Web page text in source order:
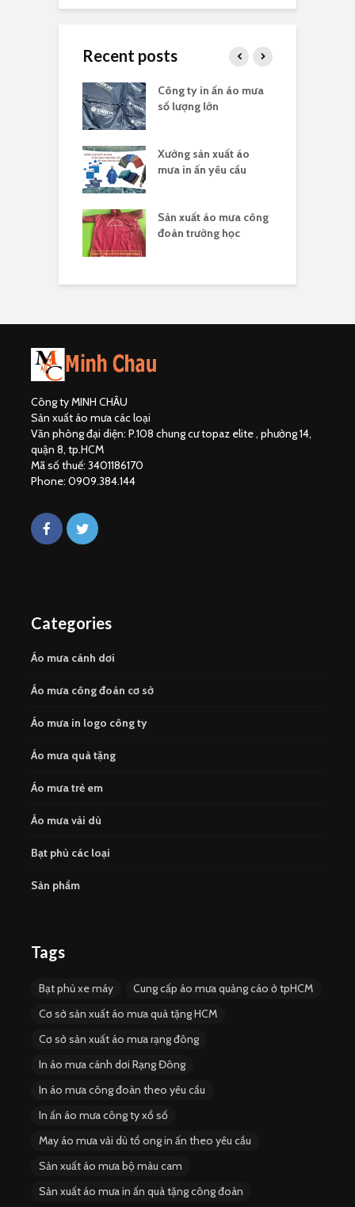
Recent posts
Công ty in ấn áo mưa
số lượng lớn
Xưởng sản xuất áo
mưa in ấn yêu cầu
Sản xuất áo mưa công
đoàn trường học
Công ty MINH CHÂU
Sản xuất áo mưa các loại
Văn phòng đại diện: P.108 chung cư topaz elite , phường 14,
quận 8, tp.HCM
Mã số thuế: 3401186170
Phone: 0909.384.144
Categories
Áo mưa cánh dơi
Áo mưa công đoàn cơ sở
Áo mưa in logo công ty
Áo mưa quà tặng
Áo mưa trẻ em
Áo mưa vải dù
Bạt phủ các loại
Sản phẩm
Tags
Bạt phủ xe máy
Cung cấp áo mưa quảng cáo ở tpHCM
Cơ sở sản xuất áo mưa quà tặng HCM
Cơ sở sản xuất áo mưa rạng đông
In áo mưa cánh dơi Rạng Đông
In áo mưa công đoàn theo yêu cầu
In ấn áo mưa công ty xổ số
May áo mưa vải dù tổ ong in ấn theo yêu cầu
Sản xuất áo mưa bộ màu cam
Sản xuất áo mưa in ấn quà tặng công đoàn